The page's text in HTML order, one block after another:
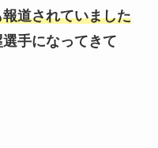
道されていました
手になってきて